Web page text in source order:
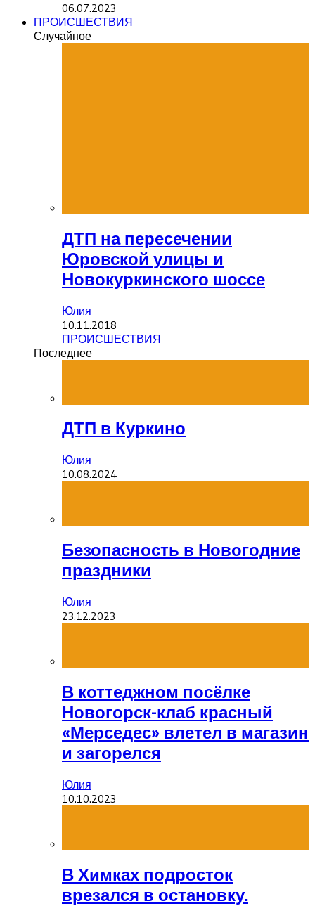
06.07.2023
ПРОИСШЕСТВИЯ
Случайное
ДТП на пересечении
Юровской улицы и
Новокуркинского шоссе
Юлия
10.11.2018
ПРОИСШЕСТВИЯ
Последнее
ДТП в Куркино
Юлия
10.08.2024
Безопасность в Новогодние
праздники
Юлия
23.12.2023
В коттеджном посёлке
Новогорск-клаб красный
«Мерседес» влетел в магазин
и загорелся
Юлия
10.10.2023
В Химках подросток
врезался в остановку.